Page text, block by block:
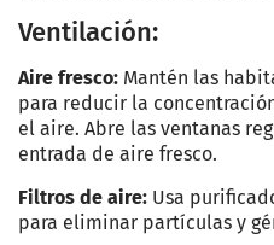
Ventilación:
Aire fresco: Mantén las
para reducir la
el aire. Abre las ventanas
entrada de aire fresco.
Filtros de aire: Usa
para eliminar partículas y